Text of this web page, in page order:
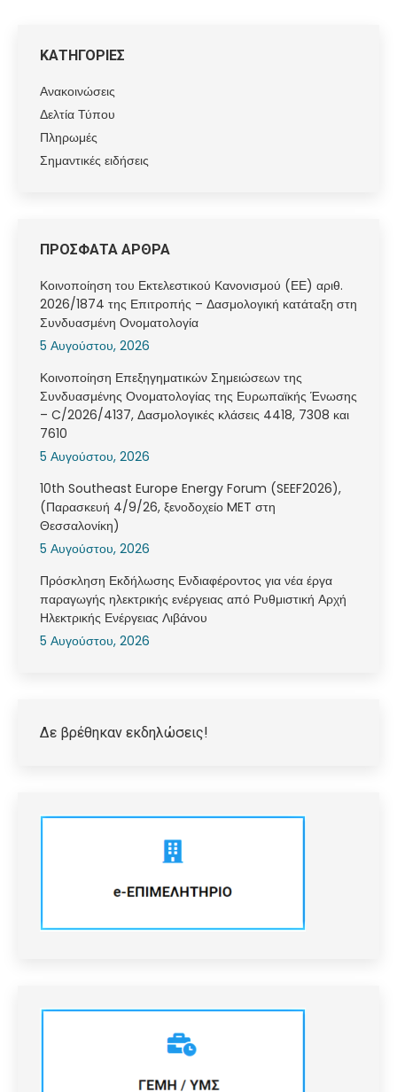
ΚΑΤΗΓΟΡΙΕΣ
Ανακοινώσεις
Δελτία Τύπου
Πληρωμές
Σημαντικές ειδήσεις
ΠΡΟΣΦΑΤΑ ΑΡΘΡΑ
Κοινοποίηση του Εκτελεστικού Κανονισμού (ΕΕ) αριθ.
2026/1874 της Επιτροπής – Δασμολογική κατάταξη στη
Συνδυασμένη Ονοματολογία
5 Αυγούστου, 2026
Κοινοποίηση Επεξηγηματικών Σημειώσεων της
Συνδυασμένης Ονοματολογίας της Ευρωπαϊκής Ένωσης
– C/2026/4137, Δασμολογικές κλάσεις 4418, 7308 και
7610
5 Αυγούστου, 2026
10th Southeast Europe Energy Forum (SEEF2026),
(Παρασκευή 4/9/26, ξενοδοχείο MET στη
Θεσσαλονίκη)
5 Αυγούστου, 2026
Πρόσκληση Εκδήλωσης Ενδιαφέροντος για νέα έργα
παραγωγής ηλεκτρικής ενέργειας από Ρυθμιστική Αρχή
Ηλεκτρικής Ενέργειας Λιβάνου
5 Αυγούστου, 2026
Δε βρέθηκαν εκδηλώσεις!